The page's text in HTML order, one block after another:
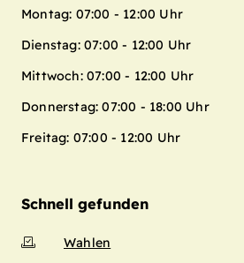
Montag: 07:00 - 12:00 Uhr
Dienstag: 07:00 - 12:00 Uhr
Mittwoch: 07:00 - 12:00 Uhr
Donnerstag: 07:00 - 18:00 Uhr
Freitag: 07:00 - 12:00 Uhr
Schnell gefunden
Wahlen